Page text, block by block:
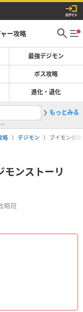
ー攻略
最強デジモン
ボス攻略
進化・退化
2最強デ
もっとみる
略 デジモン ブイモンの
モンストーリ
略班